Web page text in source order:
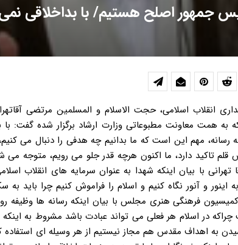
رئیس جمهور اصلح هستیم/ با بداخلاقی
انقلاب اسلامی، حجت الاسلام و المسلمین مرتضی
همت معاونت مطبوعاتی وزارت ارشاد برگزار شده گفت: با
مهم این است که ما بدانیم چه هدفی را دنبال می
قلم تاکید دارد، ما اکنون هرچه قدر جلو می رویم، متوجه می
تهرانی با بیان اینکه شهدا به عنوان سرمایه های انقلاب
اینور و آنور نگاه کنیم و اسلام را فراموش کنیم چرا باید به
فرهنگی هنری مجلس با بیان اینکه رسانه ها وظیفه
چراکه در اسلام هر فعلی می تواند عبادت باشد مشروط به
به اهداف مقدس هم مجاز نیستیم از هر وسیله ای